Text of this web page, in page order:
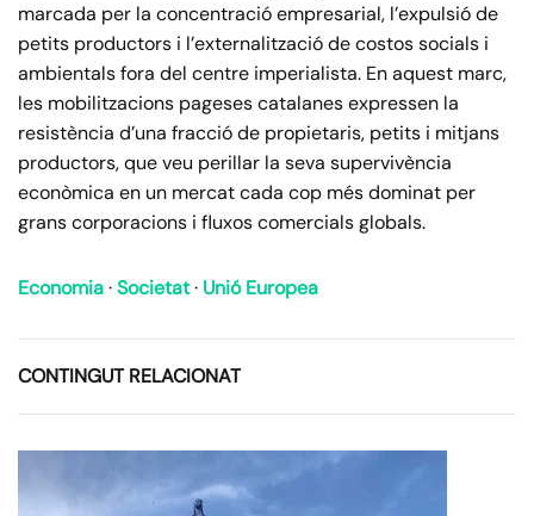
marcada per la concentració empresarial, l’expulsió de
petits productors i l’externalització de costos socials i
ambientals fora del centre imperialista. En aquest marc,
les mobilitzacions pageses catalanes expressen la
resistència d’una fracció de propietaris, petits i mitjans
productors, que veu perillar la seva supervivència
econòmica en un mercat cada cop més dominat per
grans corporacions i fluxos comercials globals.
Economia·Societat· Unió Europea
CONTINGUT RELACIONAT